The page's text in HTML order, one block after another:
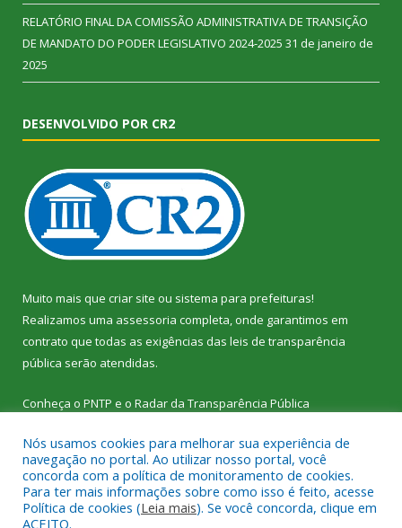
RELATÓRIO FINAL DA COMISSÃO ADMINISTRATIVA DE TRANSIÇÃO
DE MANDATO DO PODER LEGISLATIVO 2024-2025 31 de janeiro de
2025
DESENVOLVIDO POR CR2
Muito mais que criar site ou sistema para prefeituras!
Realizamos uma assessoria completa, onde garantimos em
contrato que todas as exigências das leis de transparência
pública serão atendidas.
Conheça o PNTP e o Radar da Transparência Pública
Todos os direitos reservados a Câmara Municipal de Vitória do
Xingu.
Nós usamos cookies para melhorar sua experiência de
navegação no portal. Ao utilizar nosso portal, você
concorda com a política de monitoramento de cookies.
Para ter mais informações sobre como isso é feito, acesse
Política de cookies (Leia mais). Se você concorda, clique em
ACEITO.